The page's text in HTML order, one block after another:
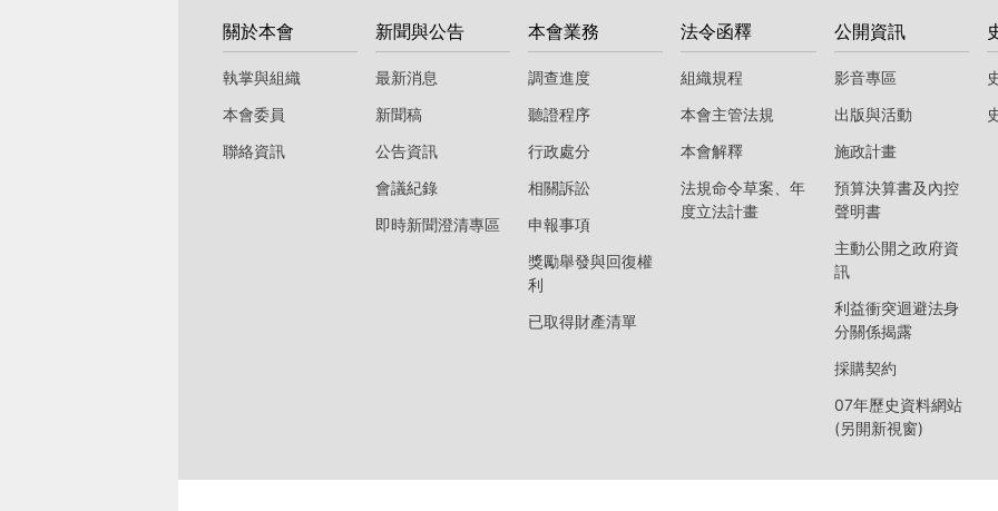
關於本會
執掌與組織
本會委員
聯絡資訊
新聞與公告
最新消息
新聞稿
公告資訊
會議紀錄
即時新聞澄清專區
本會業務
調查進度
聽證程序
行政處分
相關訴訟
申報事項
獎勵舉發與回復權
利
已取得財產清單
法令函釋
組織規程
本會主管法規
本會解釋
法規命令草案、年
度立法計畫
公開資訊
影音專區
出版與活動
施政計畫
預算決算書及內控
聲明書
主動公開之政府資
訊
利益衝突迴避法身
分關係揭露
採購契約
07年歷史資料網站
(另開新視窗)